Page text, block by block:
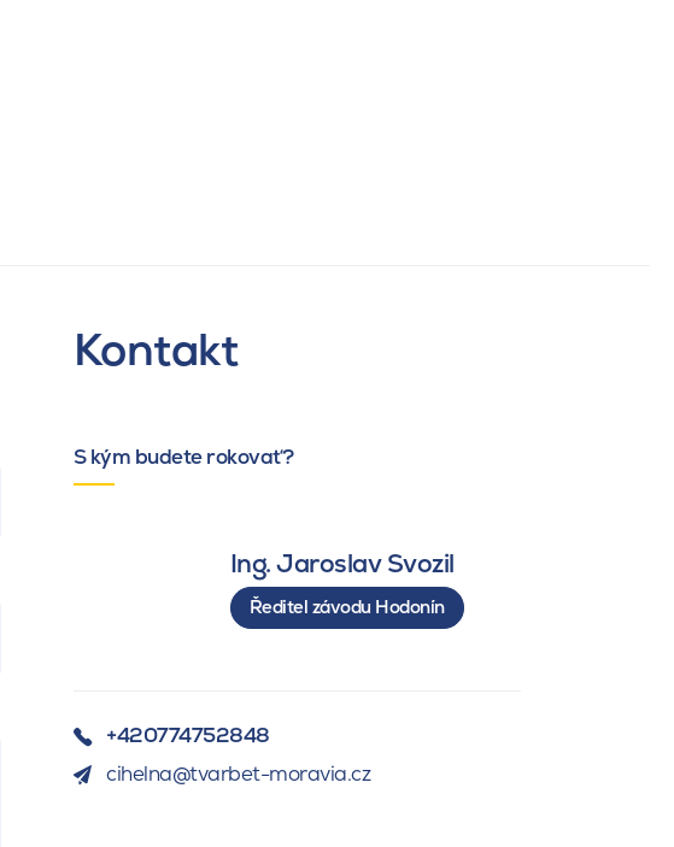
Kontakt
S kým budete rokovať?
Ing. Jaroslav Svozil
Ředitel závodu Hodonín
+420774752848
cihelna@tvarbet-moravia.cz